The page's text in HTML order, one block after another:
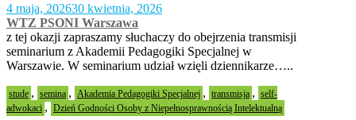
4 maja, 202630 kwietnia, 2026
WTZ PSONI Warszawa
z tej okazji zapraszamy słuchaczy do obejrzenia transmisji
seminarium z Akademii Pedagogiki Specjalnej w
Warszawie. W seminarium udział wzięli dziennikarze…..
stude , semina , Akademia Pedagogiki Specjalnej , transmisja , self-
adwokaci , Dzień Godności Osoby z Niepełnosprawnością Intelektualną